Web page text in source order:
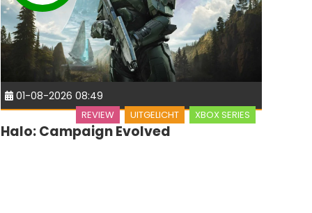
01-08-2026 08:49
REVIEW UITGELICHT XBOX SERIES
Halo: Campaign Evolved